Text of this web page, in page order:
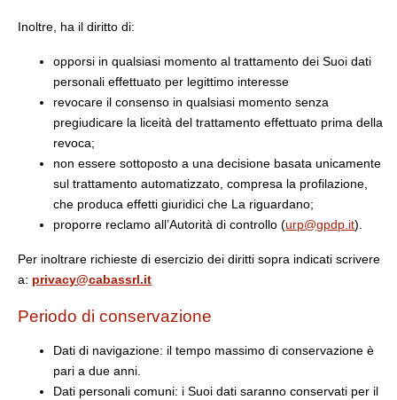
Inoltre, ha il diritto di:
opporsi in qualsiasi momento al trattamento dei Suoi dati
personali effettuato per legittimo interesse
revocare il consenso in qualsiasi momento senza
pregiudicare la liceità del trattamento effettuato prima della
revoca;
non essere sottoposto a una decisione basata unicamente
sul trattamento automatizzato, compresa la profilazione,
che produca effetti giuridici che La riguardano;
proporre reclamo all’Autorità di controllo (urp@gpdp.it).
Per inoltrare richieste di esercizio dei diritti sopra indicati scrivere
a: privacy@cabassrl.it
Periodo di conservazione
Dati di navigazione: il tempo massimo di conservazione è
pari a due anni.
Dati personali comuni: i Suoi dati saranno conservati per il